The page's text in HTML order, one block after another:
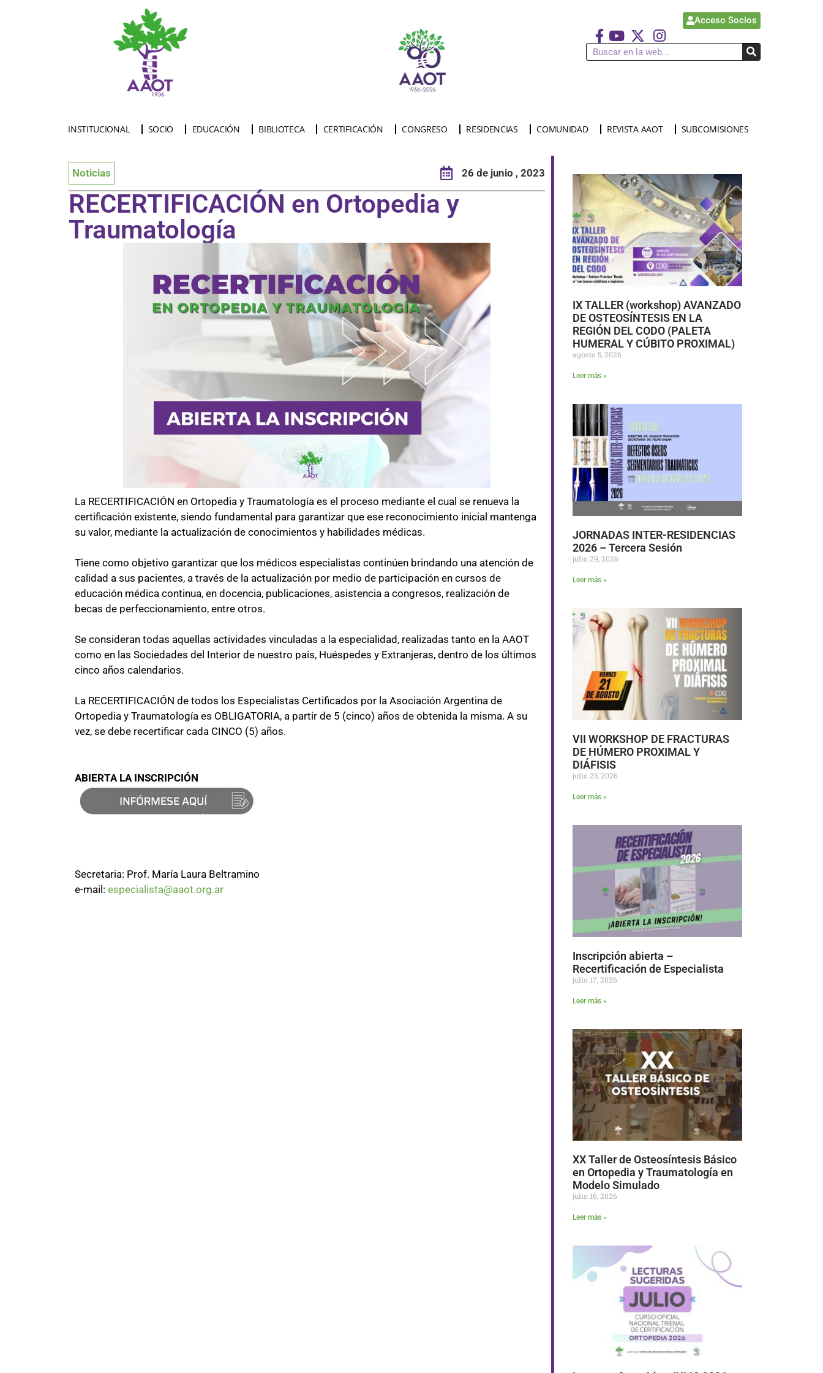
Acceso Socios
INSTITUCIONAL SOCIO EDUCACIÓN BIBLIOTECA CERTIFICACIÓN CONGRESO RESIDENCIAS COMUNIDAD REVISTA AAOT SUBCOMISIONES
Noticias 26 de junio , 2023
RECERTIFICACIÓN en Ortopedia y
Traumatología
La RECERTIFICACIÓN en Ortopedia y Traumatología es el proceso mediante el cual se renueva la
certificación existente, siendo fundamental para garantizar que ese reconocimiento inicial mantenga
su valor, mediante la actualización de conocimientos y habilidades médicas.
Tiene como objetivo garantizar que los médicos especialistas continúen brindando una atención de
calidad a sus pacientes, a través de la actualización por medio de participación en cursos de
educación médica continua, en docencia, publicaciones, asistencia a congresos, realización de
becas de perfeccionamiento, entre otros.
Se consideran todas aquellas actividades vinculadas a la especialidad, realizadas tanto en la AAOT
como en las Sociedades del Interior de nuestro país, Huéspedes y Extranjeras, dentro de los últimos
cinco años calendarios.
La RECERTIFICACIÓN de todos los Especialistas Certificados por la Asociación Argentina de
Ortopedia y Traumatología es OBLIGATORIA, a partir de 5 (cinco) años de obtenida la misma. A su
vez, se debe recertificar cada CINCO (5) años.
ABIERTA LA INSCRIPCIÓN
Secretaria: Prof. María Laura Beltramino
e-mail: especialista@aaot.org.ar
IX TALLER (workshop) AVANZADO
DE OSTEOSÍNTESIS EN LA
REGIÓN DEL CODO (PALETA
HUMERAL Y CÚBITO PROXIMAL)
agosto 5, 2026
Leer más »
JORNADAS INTER-RESIDENCIAS
2026 – Tercera Sesión
julio 29, 2026
Leer más »
VII WORKSHOP DE FRACTURAS
DE HÚMERO PROXIMAL Y
DIÁFISIS
julio 23, 2026
Leer más »
Inscripción abierta –
Recertificación de Especialista
julio 17, 2026
Leer más »
XX Taller de Osteosíntesis Básico
en Ortopedia y Traumatología en
Modelo Simulado
julio 16, 2026
Leer más »